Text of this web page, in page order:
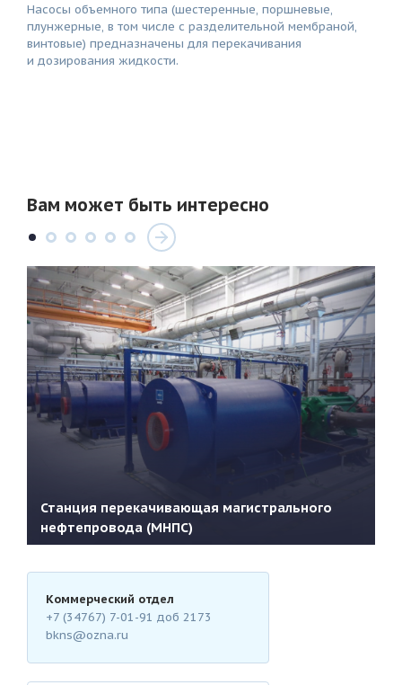
Насосы объемного типа (шестеренные, поршневые,
плунжерные, в том числе с разделительной мембраной,
винтовые) предназначены для перекачивания
и дозирования жидкости.
Вам может быть интересно
Станция перекачивающая магистрального
нефтепровода (МНПС)
Подробнее
Коммерческий отдел
+7 (34767) 7-01-91 доб 2173
bkns@ozna.ru